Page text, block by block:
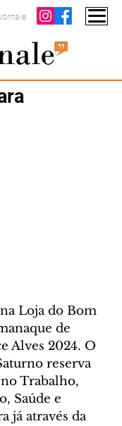
na Loja do Bom
de
Alves 2024. O
reserva
Trabalho,
Saúde e
já através da